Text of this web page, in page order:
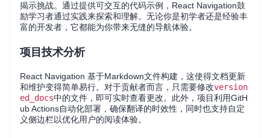
揭示挑战。通过提供可交互的代码示例，React Navigation鼓
励学习者通过实践来探索和理解。无论你是初学者还是经验丰
富的开发者，它都能为你带来无缝的导航体验。
项目技术分析
React Navigation 基于Markdown文件构建，这使得文档更新
和维护变得简单易行。对于贡献者而言，只需要修改version
ed_docs中的文件，即可实时查看更改。此外，项目利用GitH
ub Actions自动化部署，确保翻译的时效性，同时也支持自定
义侧边栏以优化用户的阅读体验。